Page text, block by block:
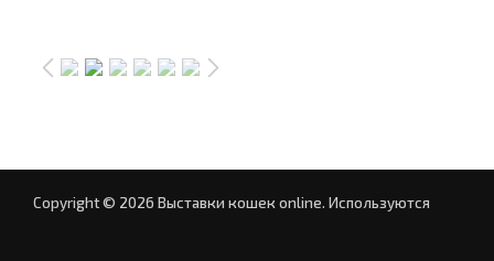
Copyright © 2026 Выставки кошек online. Используются